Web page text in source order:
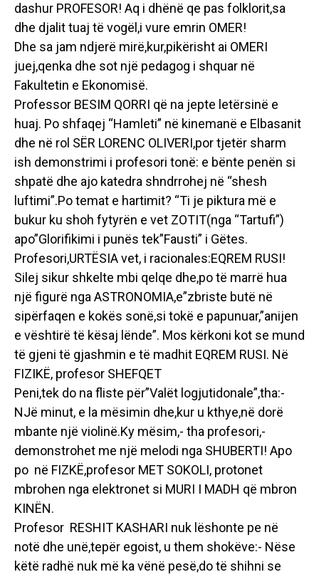
dashur PROFESOR! Aq i dhënë qe pas folklorit,sa
dhe djalit tuaj të vogël,i vure emrin OMER!
Dhe sa jam ndjerë mirë,kur,pikërisht ai OMERI
juej,qenka dhe sot një pedagog i shquar në
Fakultetin e Ekonomisë.
Professor BESIM QORRI që na jepte letërsinë e
huaj. Po shfaqej “Hamleti” në kinemanë e Elbasanit
dhe në rol SËR LORENC OLIVERI,por tjetër sharm
ish demonstrimi i profesori tonë: e bënte penën si
shpatë dhe ajo katedra shndrrohej në “shesh
luftimi”.Po temat e hartimit? “Ti je piktura më e
bukur ku shoh fytyrën e vet ZOTIT(nga “Tartufi”)
apo”Glorifikimi i punës tek”Fausti” i Gëtes.
Profesori,URTËSIA vet, i racionales:EQREM RUSI!
Silej sikur shkelte mbi qelqe dhe,po të marrë hua
një figurë nga ASTRONOMIA,e”zbriste butë në
sipërfaqen e kokës sonë,si tokë e papunuar,”anijen
e vështirë të kësaj lënde”. Mos kërkoni kot se mund
të gjeni të gjashmin e të madhit EQREM RUSI. Në
FIZIKË, profesor SHEFQET
Peni,tek do na fliste për”Valët logjutidonale”,tha:-
NJë minut, e la mësimin dhe,kur u kthye,në dorë
mbante një violinë.Ky mësim,- tha profesori,-
demonstrohet me një melodi nga SHUBERTI! Apo
po në FIZKË,profesor MET SOKOLI, protonet
mbrohen nga elektronet si MURI I MADH që mbron
KINËN.
Profesor RESHIT KASHARI nuk lëshonte pe në
notë dhe unë,tepër egoist, u them shokëve:- Nëse
këtë radhë nuk më ka vënë pesë,do të shihni se